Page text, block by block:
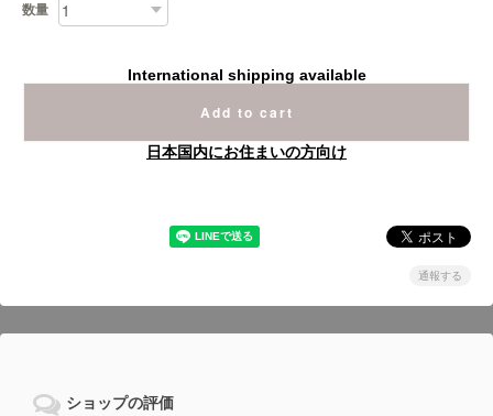
数量
International shipping available
Add to cart
日本国内にお住まいの方向け
通報する
ショップの評価